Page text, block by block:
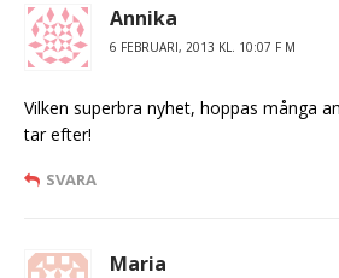
Annika
6 FEBRUARI, 2013 KL. 10:07 F M
Vilken superbra nyhet, hoppas många
tar efter!
SVARA
Maria